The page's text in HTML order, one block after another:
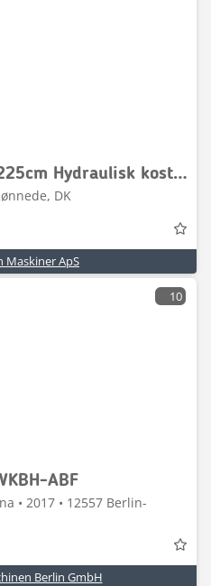
Kersten fkm 22560 h 225cm Hydraulisk kost med vandanlæg So
DK
Maskiner ApS
10
ABF
• 2017 • 12557 Berlin-
Berlin GmbH